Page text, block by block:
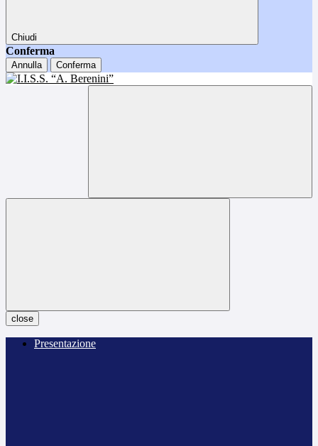
Chiudi
Conferma
Annulla Conferma
close
Presentazione